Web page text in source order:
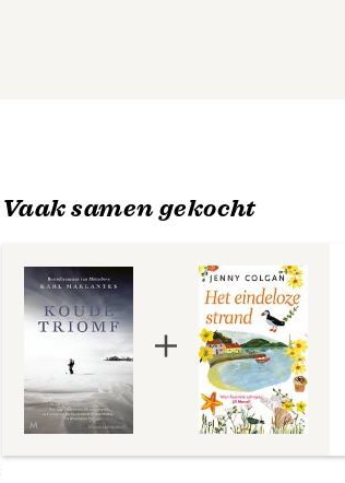
Vaak samen gekocht